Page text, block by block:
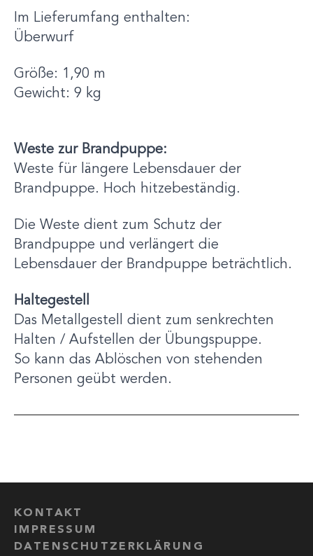
Im Lieferumfang enthalten:
Überwurf
Größe: 1,90 m
Gewicht: 9 kg
Weste zur Brandpuppe:
Weste für längere Lebensdauer der
Brandpuppe. Hoch hitzebeständig.
Die Weste dient zum Schutz der
Brandpuppe und verlängert die
Lebensdauer der Brandpuppe beträchtlich.
Haltegestell
Das Metallgestell dient zum senkrechten
Halten / Aufstellen der Übungspuppe.
So kann das Ablöschen von stehenden
Personen geübt werden.
KONTAKT
IMPRESSUM
DATENSCHUTZERKLÄRUNG